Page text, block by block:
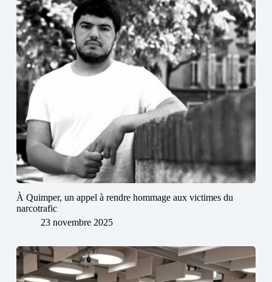
À Quimper, un appel à rendre hommage aux victimes du
narcotrafic
23 novembre 2025